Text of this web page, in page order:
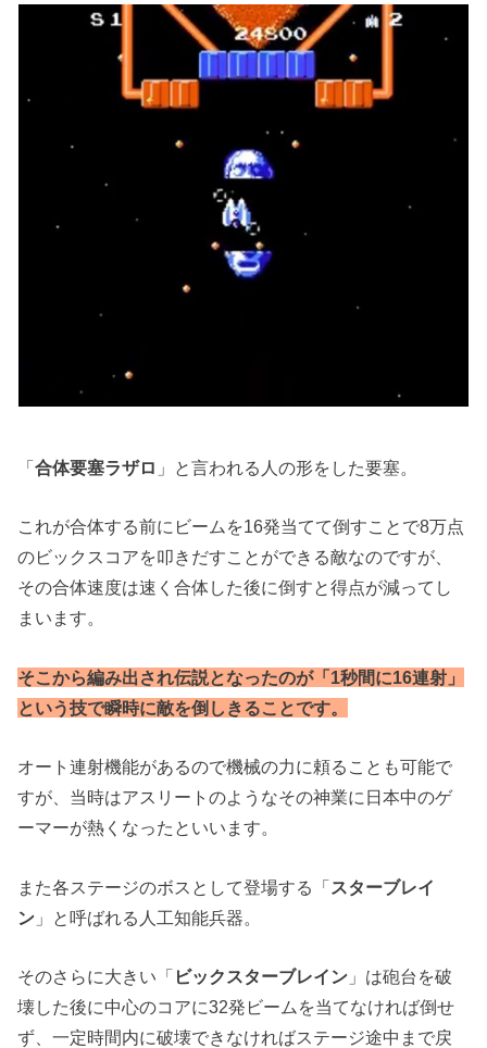
「合体要塞ラザロ 」と言われる人の形をした要塞。
これが合体する前にビームを16発当てて倒すことで8万点
のビックスコアを叩きだすことができる敵なのですが、
その合体速度は速く合体した後に倒すと得点が減ってし
まいます。
そこから編み出され伝説となったのが「1秒間に16連射」
という技で瞬時に敵を倒しきることです。
オート連射機能があるので機械の力に頼ることも可能で
すが、当時はアスリートのようなその神業に日本中のゲ
ーマーが熱くなったといいます。
また各ステージのボスとして登場する「スターブレイ
ン 」と呼ばれる人工知能兵器。
そのさらに大きい「 ビックスターブレイン 」は砲台を破
壊した後に中心のコアに32発ビームを当てなければ倒せ
ず、一定時間内に破壊できなければステージ途中まで戻